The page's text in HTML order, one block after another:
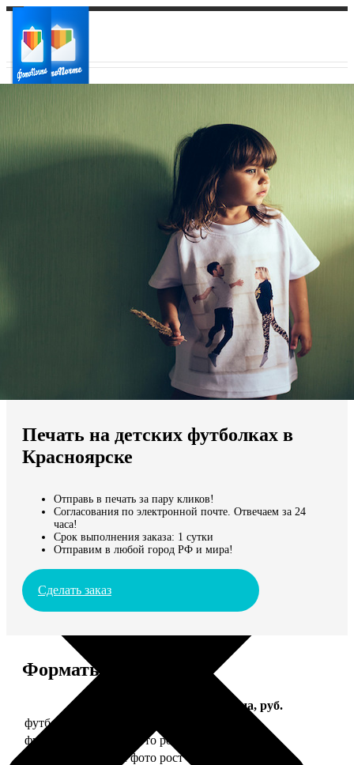
Ваш город:
Мы доставляем по всему миру
Продолжить без города
Печать на детских футболках в
Красноярске
Отправь в печать за пару кликов!
Согласования по электронной почте. Отвечаем за 24
часа!
Срок выполнения заказа: 1 сутки
Отправим в любой город РФ и мира!
Сделать заказ
Форматы и цены
Цена, руб.
футболка детская с фото рост 118 см
футболка детская с фото рост 128 см
футболка детская с фото рост 134 см